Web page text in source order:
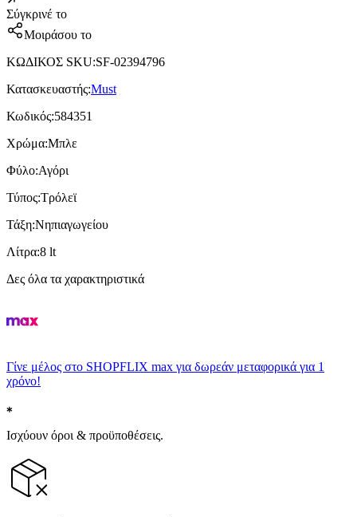
Σύγκρινέ το
Μοιράσου το
ΚΩΔΙΚΟΣ SKU:SF-02394796
Κατασκευαστής:Must
Κωδικός:584351
Χρώμα:Μπλε
Φύλο:Αγόρι
Τύπος:Τρόλεϊ
Τάξη:Νηπιαγωγείου
Λίτρα:8 lt
Δες όλα τα χαρακτηριστικά
Γίνε μέλος στο SHOPFLIX max για δωρεάν μεταφορικά για 1
χρόνο!
Ισχύουν όροι & προϋποθέσεις.